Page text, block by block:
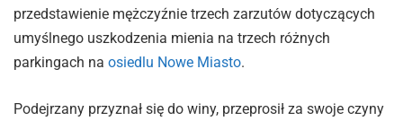
przedstawienie mężczyźnie trzech zarzutów dotyczących
umyślnego uszkodzenia mienia na trzech różnych
parkingach na osiedlu Nowe Miasto.
Podejrzany przyznał się do winy, przeprosił za swoje czyny